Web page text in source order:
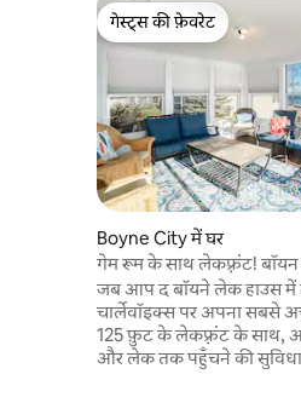
गेस्ट्स की फ़ेवरेट
गेस्ट्स की फ़ेवरेट
Boyne City में घर
गेम रूम के साथ लेकफ़्रंट! बॉयन
जब आप द बॉयने लेक हाउस में
चार्लेवॉइक्स पर अपना सबसे
125 फ़ुट के लेकफ़्रंट के साथ,
और लेक तक पहुँचने की सुविधा